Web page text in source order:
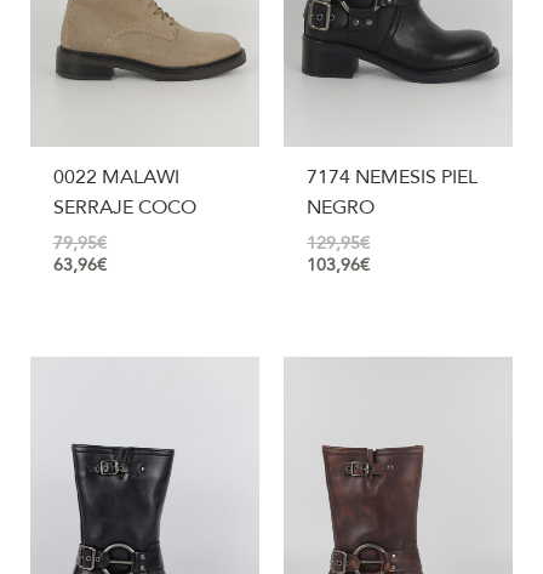
0022 MALAWI
SERRAJE COCO
79,95€
63,96€
7174 NEMESIS PIEL
NEGRO
129,95€
103,96€